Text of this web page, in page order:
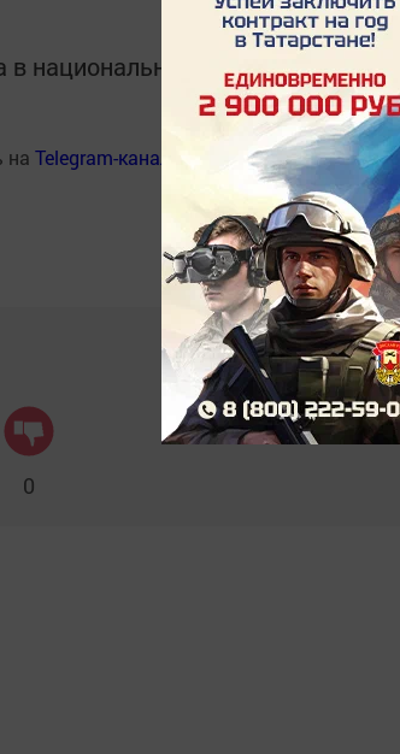
в национальном мессенджере
на Telegram-канал «Менделеевские
0